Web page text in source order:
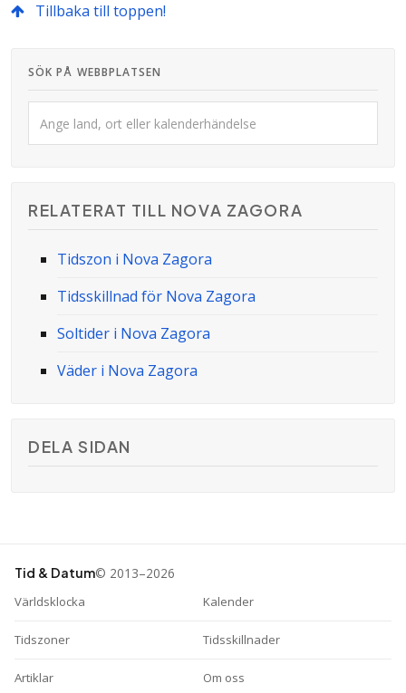
Tillbaka till toppen!
SÖK PÅ WEBBPLATSEN
RELATERAT TILL NOVA ZAGORA
Tidszon i Nova Zagora
Tidsskillnad för Nova Zagora
Soltider i Nova Zagora
Väder i Nova Zagora
DELA SIDAN
Tid & Datum© 2013–2026
Världsklocka Kalender
Tidszoner Tidsskillnader
Artiklar Om oss